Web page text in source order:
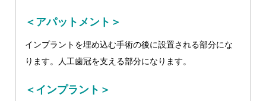
＜アパットメント＞
インプラントを埋め込む手術の後に設置される部分にな
ります。人工歯冠を支える部分になります。
＜インプラント＞